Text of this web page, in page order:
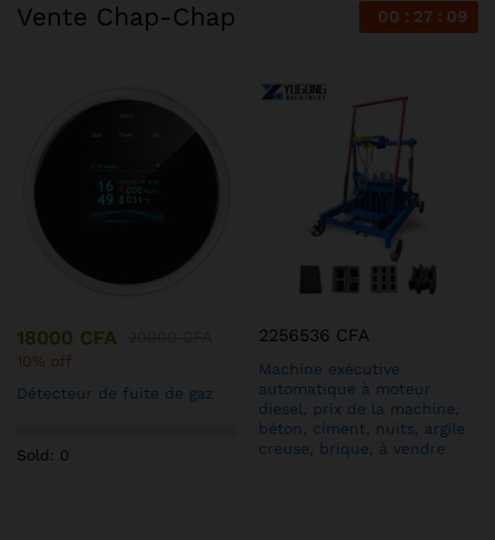
Vente Chap-Chap 00 27 09
18000 CFA
10% off
Détecteur de fuite de gaz
Sold: 0
2256536 CFA
Machine exécutive
automatique à moteur
diesel, prix de la machine,
béton, ciment, nuits, argile
creuse, brique, à vendre